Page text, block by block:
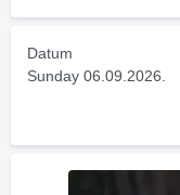
Datum
Sunday 06.09.2026.